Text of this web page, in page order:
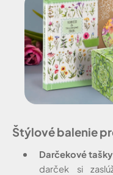
Štýlové balenie
Darčekové tašky
darček si